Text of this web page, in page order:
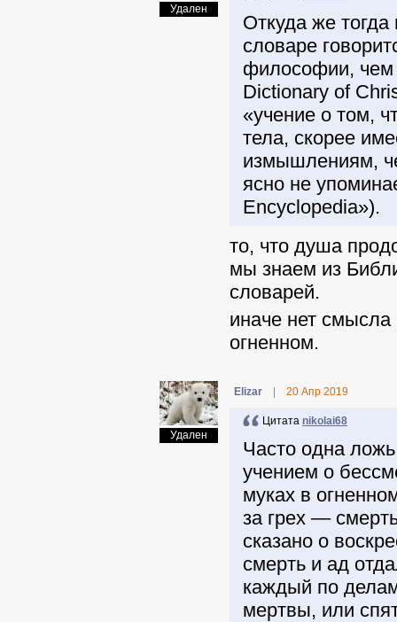
Удален
Откуда же
словаре
философии, чем
Dictionary of
«учение о том,
тела, скорее
измышлениям,
ясно не
Encyclopedia»).
то, что душа
мы знаем из
словарей.
иначе нет смысла
огненном.
Удален
Elizar 20 Апр 2019
Цитата nikolai68
Часто одна
учением о
муках в
за грех —
сказано о
смерть и ад
каждый по
мертвы, или